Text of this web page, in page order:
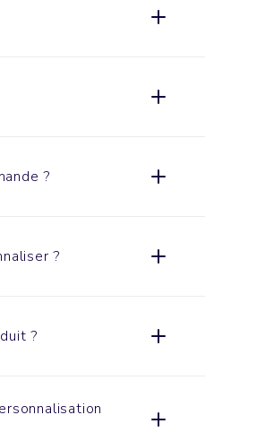
?
?
?